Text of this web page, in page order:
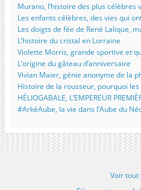
Murano, l’histoire des plus célèbres
Les enfants célèbres, des vies qui
Les doigts de fée de René Lalique,
L’histoire du cristal en Lorraine
Violette Morris, grande sportive et
L’origine du gâteau d’anniversaire
Vivian Maier, génie anonyme de la
Histoire de la rousseur, pourquoi
HÉLIOGABALE, L’EMPEREUR
#ArkéAube, la vie dans l’Aube du
Voir tout